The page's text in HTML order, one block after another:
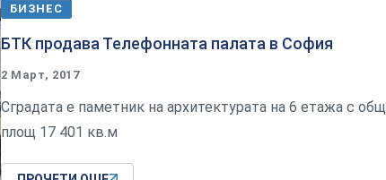
БИЗНЕС
БТК продава Телефонната палата в София
2 Март, 2017
Сградата е паметник на архитектурата на 6 етажа с
площ 17 401 кв.м